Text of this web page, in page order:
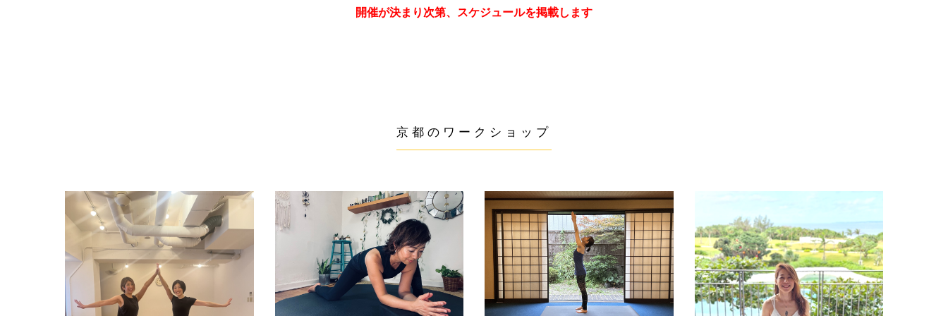
開催が決まり次第、スケジュールを掲載します
京都のワークショップ